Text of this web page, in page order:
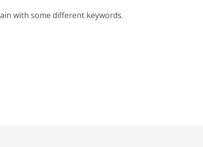
with some different keywords.